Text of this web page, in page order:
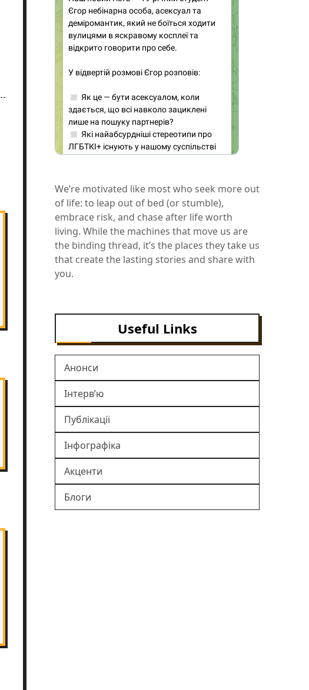
We’re motivated like most who seek more out
of life: to leap out of bed (or stumble),
embrace risk, and chase after life worth
living. While the machines that move us are
the binding thread, it’s the places they take us
that create the lasting stories and share with
you.
Useful Links
Анонси
Інтерв’ю
Публікації
Інфографіка
Акценти
Блоги